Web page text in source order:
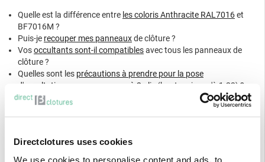
Directclotures uses cookies
We use cookies to personalise content and ads, to
Quelle est la différence entre les coloris Anthracite RAL7016et
BF7016M ?
Puis-je recouper mes panneauxde clôture ?
Vosoccultants sont-il compatiblesavec tous les panneaux de
clôture ?
Quelles sont les précautions à prendre pour la pose
d'occultations sur un panneau à 2 plis
(hauteur jusqu'à 1.23) ?
Assortiment panneaux Bekafor Classic &
DIMENSIONS
LAMES